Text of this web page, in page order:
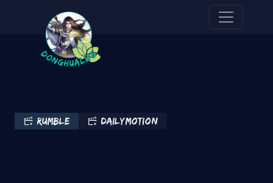
Rumble Dailymotion